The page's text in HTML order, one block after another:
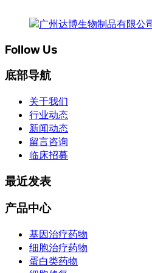
Follow Us
底部导航
关于我们
行业动态
新闻动态
留言咨询
临床招募
最近发表
产品中心
基因治疗药物
细胞治疗药物
蛋白类药物